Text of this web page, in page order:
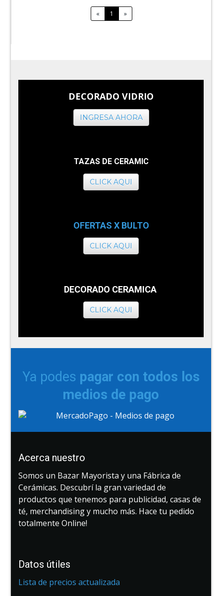
« 1 »
DECORADO VIDRIO
INGRESA AHORA
TAZAS DE CERAMIC
CLICK AQUI
OFERTAS X BULTO
CLICK AQUI
DECORADO CERAMICA
CLICK AQUI
Ya podes pagar con todos los
medios de pago
Acerca nuestro
Somos un Bazar Mayorista y una Fábrica de
Cerámicas. Descubrí la gran variedad de
productos que tenemos para publicidad, casas de
té, merchandising y mucho más. Hace tu pedido
totalmente Online!
Datos útiles
Lista de precios actualizada